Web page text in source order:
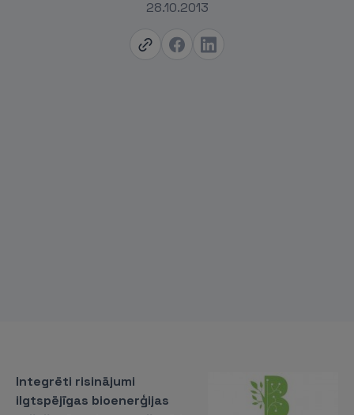
28.10.2013
Integrēti risinājumi
ilgtspējīgas bioenerģijas